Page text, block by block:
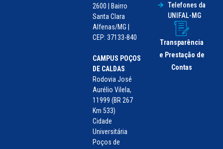
2600 | Bairro
Santa Clara
Alfenas/MG |
CEP: 37133-840
CAMPUS POÇOS
DE CALDAS
Rodovia José
Aurélio Vilela,
11999 (BR 267
Km 533)
Cidade
Universitária
Poços de
Telefones da
UNIFAL-MG
Transparência
e Prestação de
Contas